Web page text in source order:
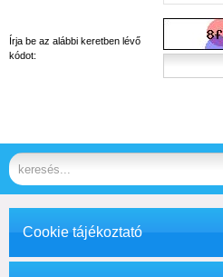
Írja be az alábbi keretben lévő
kódot:
Cookie tájékoztató